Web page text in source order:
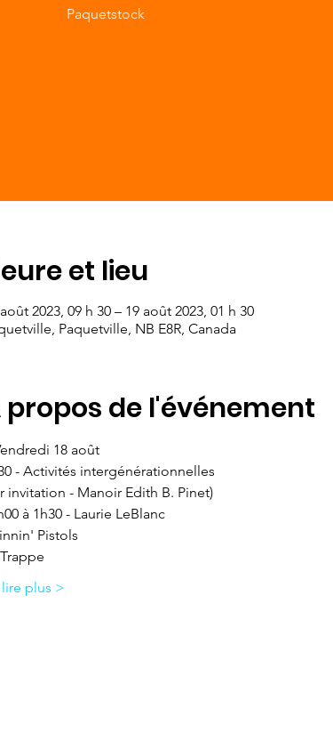
Paquetstock
et lieu
2023, 09 h 30 – 19 août 2023, 01 h 30
Paquetville, NB E8R, Canada
propos de l'événement
18 août
- Activités intergénérationnelles
invitation - Manoir Edith B. Pinet)
à 1h30 - Laurie LeBlanc
Pistols
lire plus >